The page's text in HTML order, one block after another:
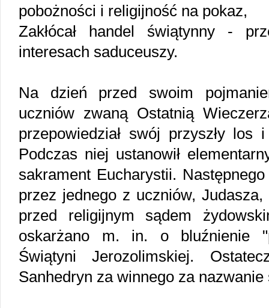
pobożności i religijność na pokaz,
Zakłócał handel świątynny -
interesach saduceuszy.
Na dzień przed swoim
uczniów zwaną Ostatnią
przepowiedział swój przyszły los
Podczas niej ustanowił
sakrament Eucharystii.
przez jednego z uczniów,
przed religijnym sądem
oskarżano m. in. o bluźnienie
Świątyni Jerozolimskiej.
Sanhedryn za winnego za